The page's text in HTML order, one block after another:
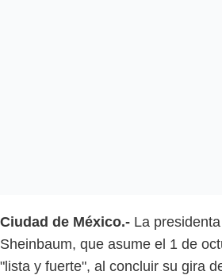
Ciudad de México.- La
Sheinbaum, que asume el 1 de
"lista y fuerte", al concluir su gira